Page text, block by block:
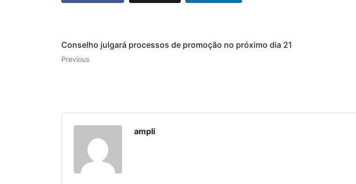
Conselho julgará processos de promoção no próximo dia 21
Previous
ampli